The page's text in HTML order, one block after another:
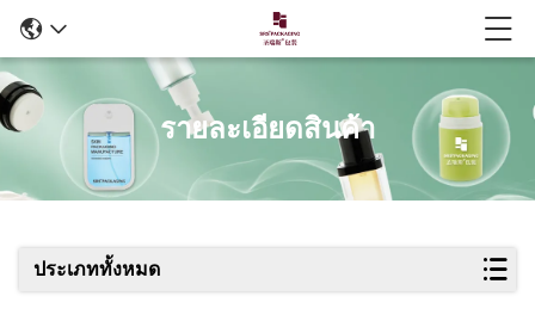
รายละเอียดสินค้า
ประเภททั้งหมด